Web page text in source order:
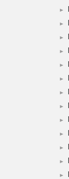
►
►
►
►
►
►
►
►
►
►
►
►
►